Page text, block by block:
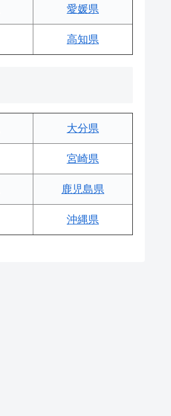
愛媛県
高知県
大分県
宮崎県
鹿児島県
沖縄県